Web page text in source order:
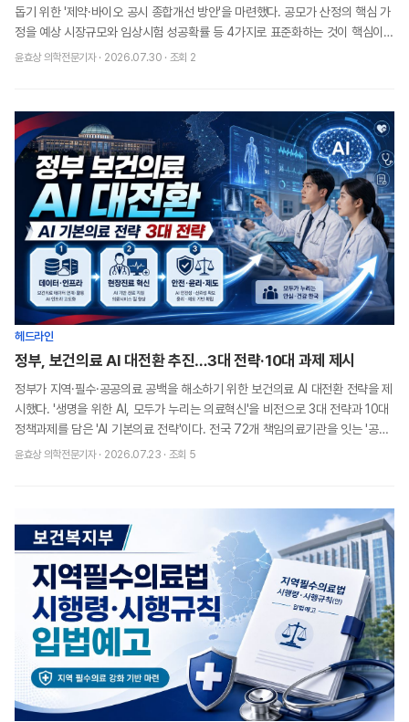
돕기 위한 '제약·바이오 공시 종합개선 방안'을 마련했다. 공모가 산정의 핵심 가
정을 예상 시장규모와 임상시험 성공확률 등 4가지로 표준화하는 것이 핵심이
다. 기술이전 계약도 계약금과 마일스톤,
윤효상 의학전문기자· 2026.07.30 · 조회 2
헤드라인
정부, 보건의료 AI 대전환 추진…3대 전략·10대 과제 제시
정부가 지역·필수·공공의료 공백을 해소하기 위한 보건의료 AI 대전환 전략을 제
시했다. '생명을 위한 AI, 모두가 누리는 의료혁신'을 비전으로 3대 전략과 10대
정책과제를 담은 'AI 기본의료 전략'이다. 전국 72개 책임의료기관을 잇는 '공공
의료 AI 고속도로'
윤효상 의학전문기자· 2026.07.23 · 조회 5